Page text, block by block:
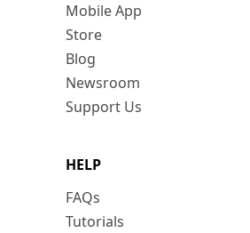
Mobile App
Store
Blog
Newsroom
Support Us
HELP
FAQs
Tutorials